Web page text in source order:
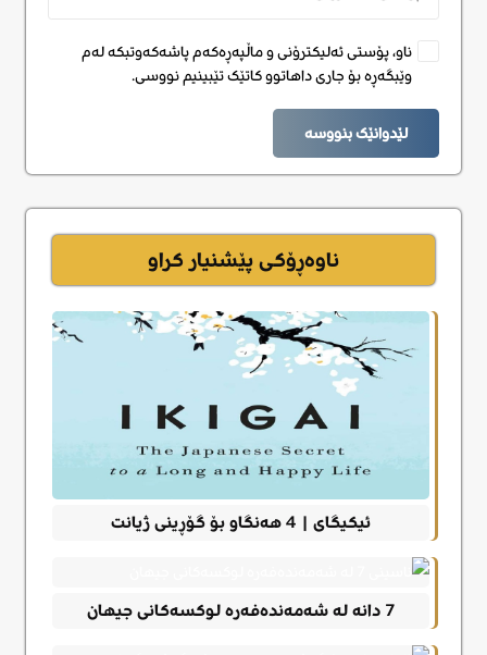
ناو، پۆستی ئەلیکترۆنی و ماڵپەڕەکەم پاشەکەوتبکە لەم
وێبگەڕە بۆ جاری داهاتوو کاتێک تێبینیم نووسی.
لێدوانێک بنووسە
ناوەڕۆکی پێشنیار کراو
ئیکیگای | 4 هەنگاو بۆ گۆڕینی ژیانت
7 دانه له شەمەندەفەره لوکسەکانی جیهان